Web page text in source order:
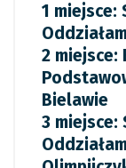
1 miejsce:
2 miejsce:
Bielawie
3 miejsce: